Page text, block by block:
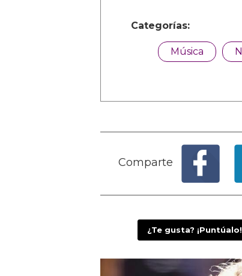
Categorías:
Música
Comparte
¿Te gusta? ¡Puntúalo!